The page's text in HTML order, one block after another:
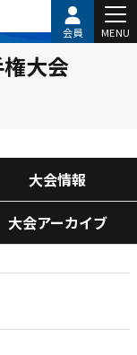
会員 MENU
大会
大会情報
大会アーカイブ